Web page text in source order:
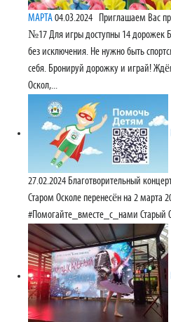
МАРТА04.03.2024
Приглашаем Вас
№17 Для игры доступны 14 дорожек
без исключения. Не нужно быть
себя. Бронируй дорожку и играй!
Оскол,...
27.02.2024 Благотворительный
Старом Осколе перенесён на 2 марта
#Помогайте_вместе_с_нами Старый